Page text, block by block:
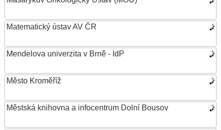
Matematický ústav AV ČR
Mendelova univerzita v Brně - IdP
Město Kroměříž
Městská knihovna a infocentrum Dolní Bousov